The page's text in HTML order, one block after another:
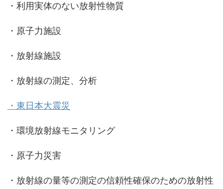
・利用実体のない放射性物質
・原子力施設
・放射線施設
・放射線の測定、分析
・東日本大震災
・環境放射線モニタリング
・原子力災害
・放射線の量等の測定の信頼性確保のための放射性